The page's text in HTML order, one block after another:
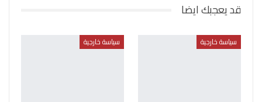
قد يعجبك ايضا
سياسة خارجية سياسة خارجية